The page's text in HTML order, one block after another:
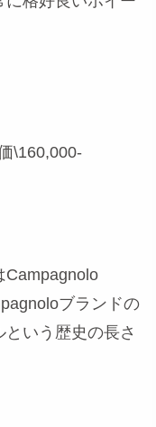
\160,000-
Campagnolo
ブランドの
いう歴史の長さ